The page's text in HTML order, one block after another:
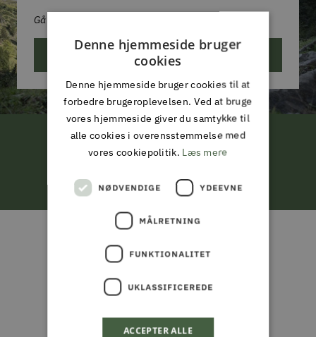
Gå aldrig glip af et godt tilbud!
ABONNER
FRI LEVERING
Gå
slide
Gå
slide
Gå
slide
Gå
slide
ALT I JAGT & OUTDOOR,
FISKERI, HAVE & PARK
Din partner i naturen, haven og
Denne hjemmeside bruger
cookies
Denne hjemmeside bruger cookies til at
forbedre brugeroplevelsen. Ved at bruge
vores hjemmeside giver du samtykke til
alle cookies i overensstemmelse med
vores cookiepolitik. Læs mere
NØDVENDIGE YDEEVNE
MÅLRETNING
FUNKTIONALITET
UKLASSIFICEREDE
ACCEPTER ALLE